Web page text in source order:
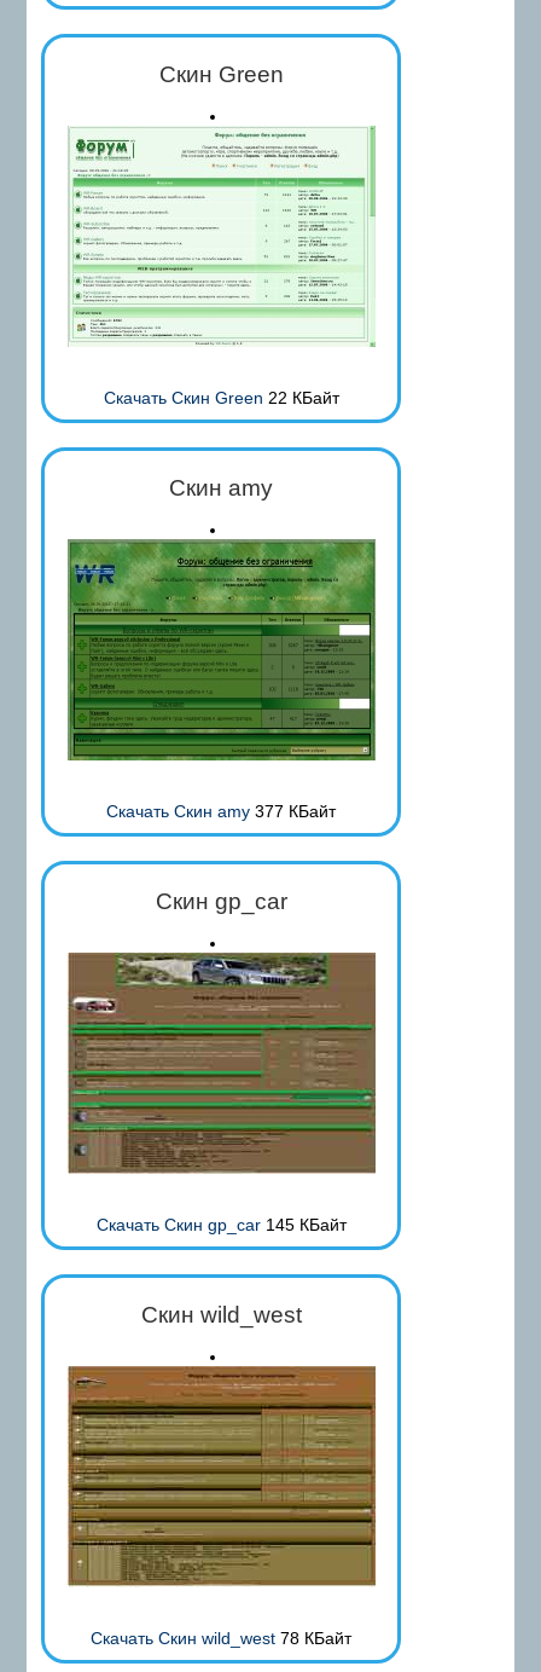
Скин Green
Скачать Скин Green 22 КБайт
Скин amy
Скачать Скин amy 377 КБайт
Скин gp_car
Скачать Скин gp_car145 КБайт
Скин wild_west
Скачать Скин wild_west 78 КБайт